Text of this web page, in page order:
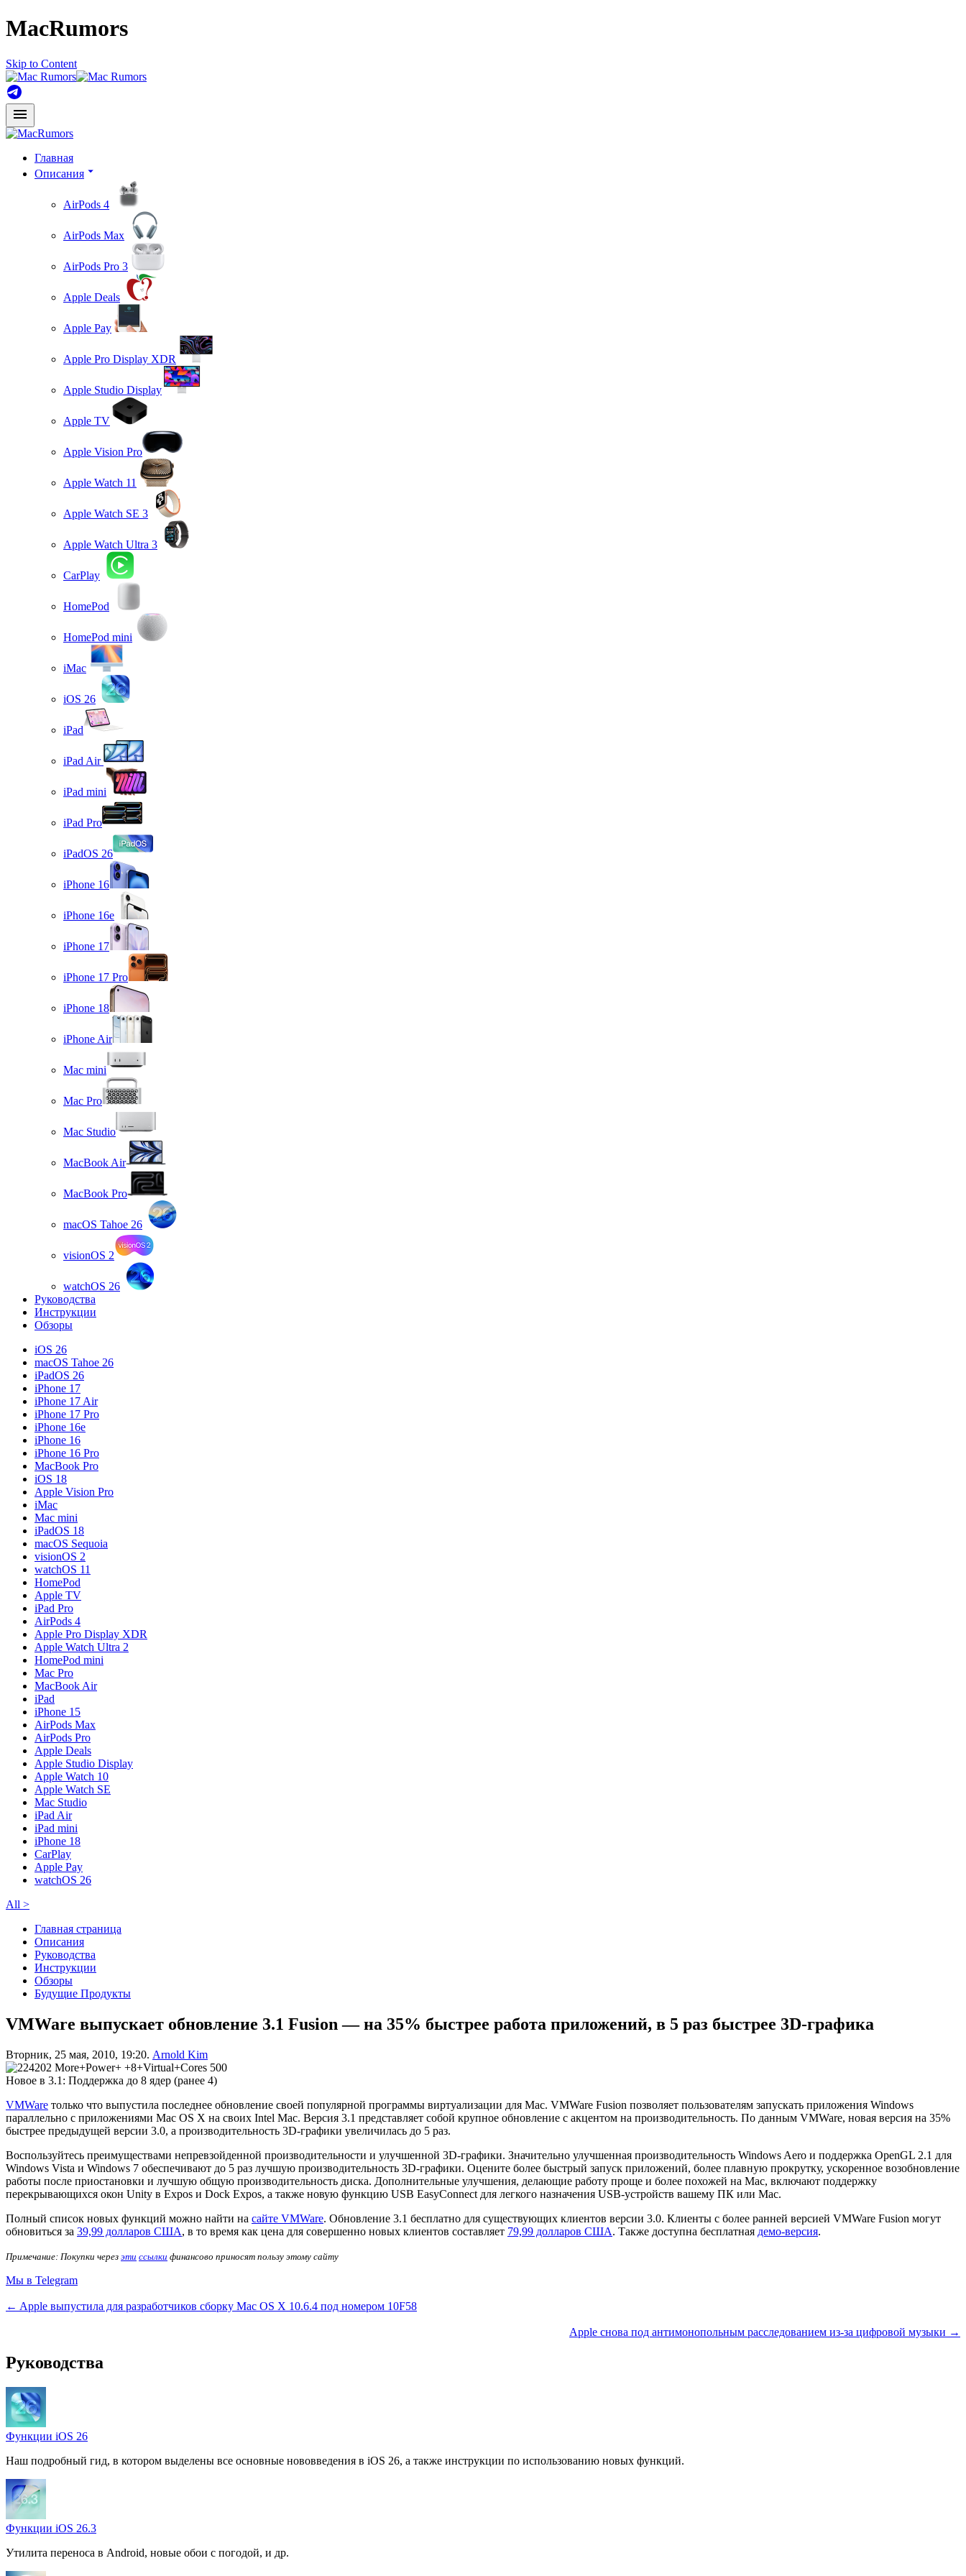
MacRumors
Skip to Content
Главная
Описания
AirPods 4
AirPods Max
AirPods Pro 3
Apple Deals
Apple Pay
Apple Pro Display XDR
Apple Studio Display
Apple TV
Apple Vision Pro
Apple Watch 11
Apple Watch SE 3
Apple Watch Ultra 3
CarPlay
HomePod
HomePod mini
iMac
iOS 26
iPad
iPad Air
iPad mini
iPad Pro
iPadOS 26
iPhone 16
iPhone 16e
iPhone 17
iPhone 17 Pro
iPhone 18
iPhone Air
Mac mini
Mac Pro
Mac Studio
MacBook Air
MacBook Pro
macOS Tahoe 26
visionOS 2
watchOS 26
Руководства
Инструкции
Обзоры
iOS 26
macOS Tahoe 26
iPadOS 26
iPhone 17
iPhone 17 Air
iPhone 17 Pro
iPhone 16e
iPhone 16
iPhone 16 Pro
MacBook Pro
iOS 18
Apple Vision Pro
iMac
Mac mini
iPadOS 18
macOS Sequoia
visionOS 2
watchOS 11
HomePod
Apple TV
iPad Pro
AirPods 4
Apple Pro Display XDR
Apple Watch Ultra 2
HomePod mini
Mac Pro
MacBook Air
iPad
iPhone 15
AirPods Max
AirPods Pro
Apple Deals
Apple Studio Display
Apple Watch 10
Apple Watch SE
Mac Studio
iPad Air
iPad mini
iPhone 18
CarPlay
Apple Pay
watchOS 26
All >
Главная страница
Описания
Руководства
Инструкции
Обзоры
Будущие Продукты
VMWare выпускает обновление 3.1 Fusion — на 35% быстрее работа приложений, в 5 раз быстрее 3D-графика
Вторник, 25 мая, 2010, 19:20. Arnold Kim
Новое в 3.1: Поддержка до 8 ядер (ранее 4)
VMWare только что выпустила последнее обновление своей популярной программы виртуализации для Mac. VMWare Fusion позволяет пользователям запускать приложения Windows
параллельно с приложениями Mac OS X на своих Intel Mac. Версия 3.1 представляет собой крупное обновление с акцентом на производительность. По данным VMWare, новая версия на 35%
быстрее предыдущей версии 3.0, а производительность 3D-графики увеличилась до 5 раз.
Воспользуйтесь преимуществами непревзойденной производительности и улучшенной 3D-графики. Значительно улучшенная производительность Windows Aero и поддержка OpenGL 2.1 для
Windows Vista и Windows 7 обеспечивают до 5 раз лучшую производительность 3D-графики. Оцените более быстрый запуск приложений, более плавную прокрутку, ускоренное возобновление
работы после приостановки и лучшую общую производительность диска. Дополнительные улучшения, делающие работу проще и более похожей на Mac, включают поддержку
перекрывающихся окон Unity в Expos и Dock Expos, а также новую функцию USB EasyConnect для легкого назначения USB-устройств вашему ПК или Mac.
Полный список новых функций можно найти на сайте VMWare. Обновление 3.1 бесплатно для существующих клиентов версии 3.0. Клиенты с более ранней версией VMWare Fusion могут
обновиться за 39,99 долларов США, в то время как цена для совершенно новых клиентов составляет 79,99 долларов США. Также доступна бесплатная демо-версия.
Примечание: Покупки через эти ссылки финансово приносят пользу этому сайту
Мы в Telegram
← Apple выпустила для разработчиков сборку Mac OS X 10.6.4 под номером 10F58
Apple снова под антимонопольным расследованием из-за цифровой музыки →
Руководства
Функции iOS 26
Наш подробный гид, в котором выделены все основные нововведения в iOS 26, а также инструкции по использованию новых функций.
Функции iOS 26.3
Утилита переноса в Android, новые обои с погодой, и др.